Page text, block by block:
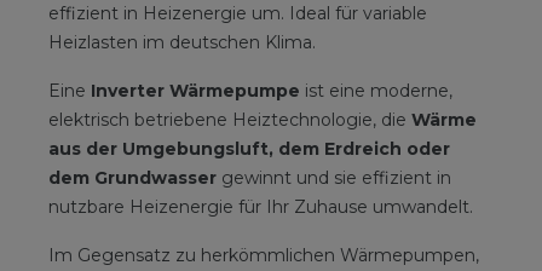
effizient in Heizenergie um. Ideal für variable
Heizlasten im deutschen Klima.
Eine Inverter Wärmepumpe ist eine moderne,
elektrisch betriebene Heiztechnologie, die Wärme
aus der Umgebungsluft, dem Erdreich oder
dem Grundwasser gewinnt und sie effizient in
nutzbare Heizenergie für Ihr Zuhause umwandelt.
Im Gegensatz zu herkömmlichen Wärmepumpen,